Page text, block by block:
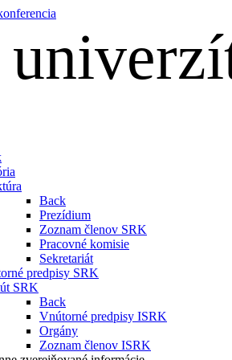
Back
Prezídium
Zoznam členov SRK
Pracovné komisie
Sekretariát
predpisy SRK
SRK
Back
Vnútorné predpisy ISRK
Orgány
Zoznam členov ISRK